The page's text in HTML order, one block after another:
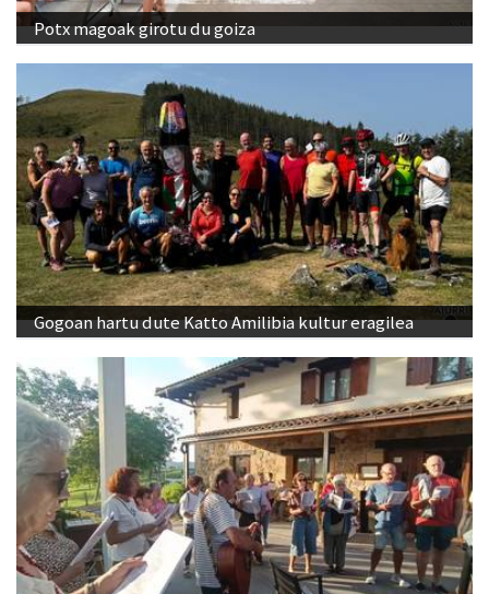
Potx magoak girotu du goiza
Gogoan hartu dute Katto Amilibia kultur eragilea